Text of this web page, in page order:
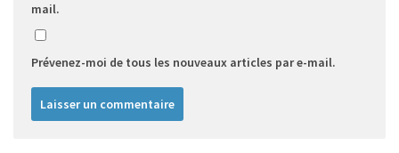
mail.
Prévenez-moi de tous les nouveaux articles par e-mail.